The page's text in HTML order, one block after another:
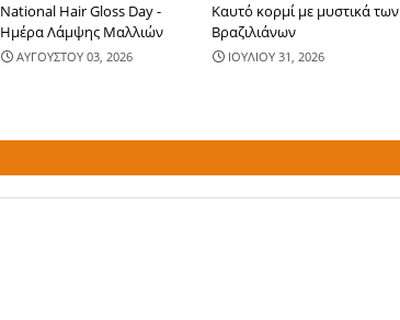
National Hair Gloss Day -
Ημέρα Λάμψης Μαλλιών
ΑΥΓΟΥΣΤΟΥ 03, 2026
Καυτό κορμί με μυστικά των
Βραζιλιάνων
ΙΟΥΛΙΟΥ 31, 2026